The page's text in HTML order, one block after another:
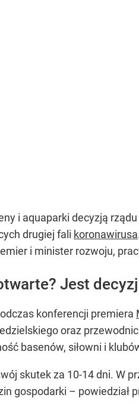
i aquaparki decyzją
drugiej fali koronawirusa
i minister rozwoju,
Jest
konferencji premiera
oraz
basenów, siłowni i
skutek za 10-14 dni. W
gospodarki – powiedział